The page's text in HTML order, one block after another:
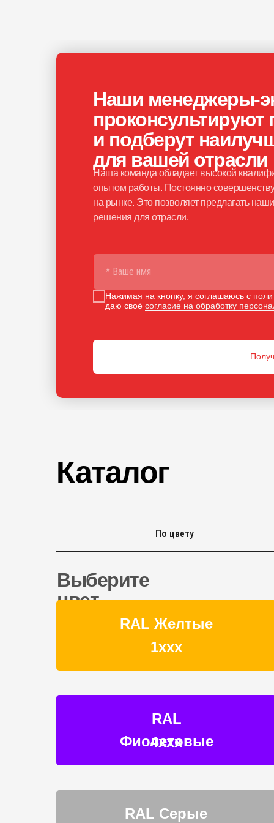
Наши менеджеры-
и подберут
для вашей отрасли
Наша команда обладает высокой
опытом работы. Постоянно
на рынке. Это позволяет предлагать
решения для отрасли.
Нажимая на кнопку, я соглашаюсь с
даю своё согласие на обработку
Каталог
По цвету
Выберите
цвет
RAL Желтые
RAL
Фиолетовые
RAL Серые
1ххх
4ххх